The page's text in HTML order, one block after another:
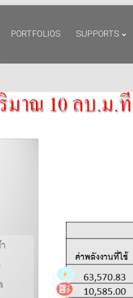
คนไทยได้ประโยชน์อะไร
กับโครงการ TIEB
PORTFOLIOS SUPPORTS